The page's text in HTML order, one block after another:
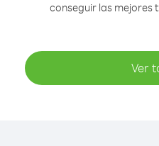
conseguir las mejores
Ver